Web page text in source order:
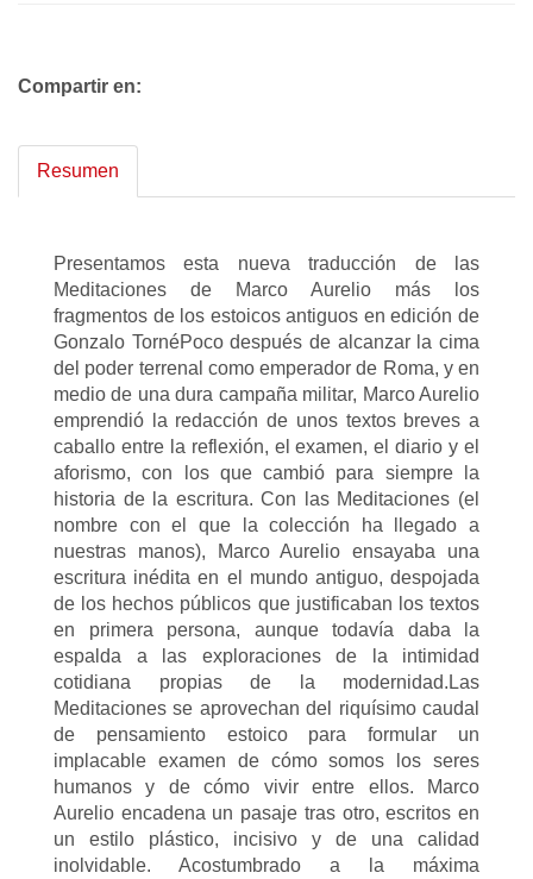
Compartir en:
Resumen
Presentamos esta nueva traducción de las
Meditaciones de Marco Aurelio más los
fragmentos de los estoicos antiguos en edición de
Gonzalo TornéPoco después de alcanzar la cima
del poder terrenal como emperador de Roma, y en
medio de una dura campaña militar, Marco Aurelio
emprendió la redacción de unos textos breves a
caballo entre la reflexión, el examen, el diario y el
aforismo, con los que cambió para siempre la
historia de la escritura. Con las Meditaciones (el
nombre con el que la colección ha llegado a
nuestras manos), Marco Aurelio ensayaba una
escritura inédita en el mundo antiguo, despojada
de los hechos públicos que justificaban los textos
en primera persona, aunque todavía daba la
espalda a las exploraciones de la intimidad
cotidiana propias de la modernidad.Las
Meditaciones se aprovechan del riquísimo caudal
de pensamiento estoico para formular un
implacable examen de cómo somos los seres
humanos y de cómo vivir entre ellos. Marco
Aurelio encadena un pasaje tras otro, escritos en
un estilo plástico, incisivo y de una calidad
inolvidable. Acostumbrado a la máxima